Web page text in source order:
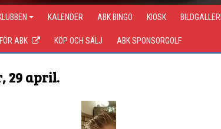
KALENDER ABK BINGO KIOSK BILDGALLERI
ABK KÖP OCH SÄLJ ABK SPONSORGOLF
29 april.